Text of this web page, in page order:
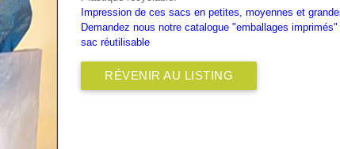
Impression de ces sacs en petites, moyennes et
Demandez nous notre catalogue "emballages
sac réutilisable
RÉVENIR AU LISTING